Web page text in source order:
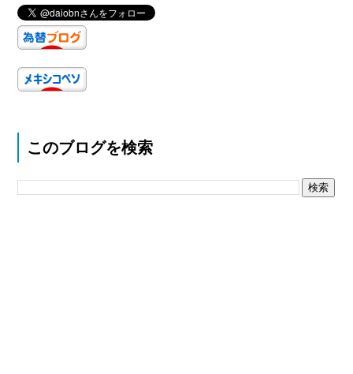
このブログを検索